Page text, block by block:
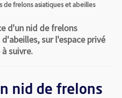
de frelons asiatiques et abeilles
d'un nid de frelons
sur l'espace privé
suivre.
nid de frelons